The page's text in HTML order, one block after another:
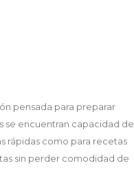
pensada para preparar
se encuentran capacidad de
rápidas como para recetas
sin perder comodidad de